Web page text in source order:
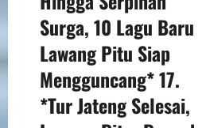
Surga, 10 Lagu Baru
Lawang Pitu Siap
Mengguncang* 17.
*Tur Jateng Selesai,